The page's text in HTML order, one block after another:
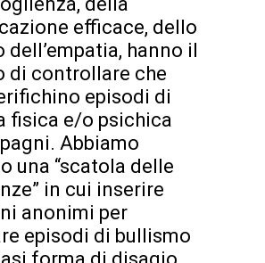
efficace, dello
dell’empatia, hanno il
di controllare che
episodi di
fisica e/o psichica
Abbiamo
una “scatola delle
in cui inserire
anonimi per
episodi di bullismo